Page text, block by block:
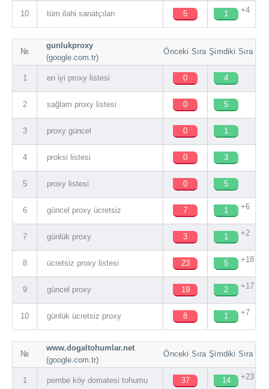
10 tüm ilahi sanatçıları 5 1 +4
№
gunlukproxy
(google.com.tr)
Önceki Sıra Şimdiki Sıra
1 en iyi proxy listesi 0 4
2 sağlam proxy listesi 0 5
3 proxy güncel 0 1
4 proksi listesi 0 3
5 proxy listesi 0 5
6 güncel proxy ücretsiz 7 1 +6
7 günlük proxy 3 1 +2
8 ücretsiz proxy listesi 23 5 +18
9 güncel proxy 19 2 +17
10 günlük ücretsiz proxy 8 1 +7
№
www.dogaltohumlar.net
(google.com.tr)
Önceki Sıra Şimdiki Sıra
1 pembe köy domatesi tohumu 37 14 +23